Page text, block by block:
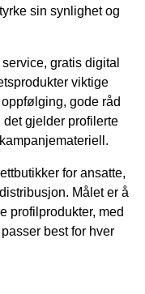
sin synlighet og
gratis digital
viktige
gode råd
gjelder profilerte
for ansatte,
Målet er å
profilprodukter, med
best for hver